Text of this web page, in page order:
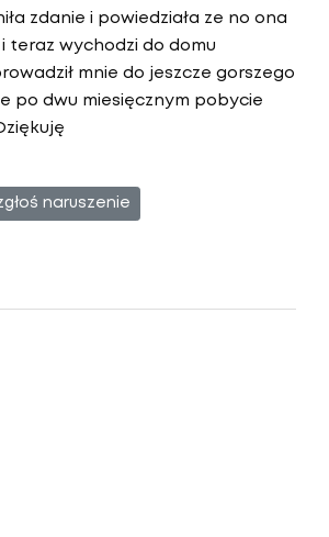
zdanie i powiedziała ze no ona
teraz wychodzi do domu
mnie do jeszcze gorszego
po dwu miesięcznym pobycie
naruszenie